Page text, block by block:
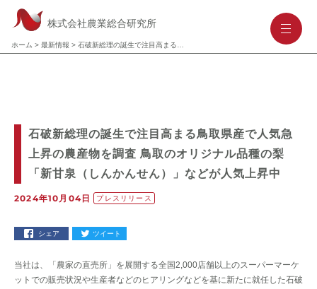
株式会社農業総合研究所
ホーム > 最新情報 >
--
石破新総理の誕生で注目高まる鳥取県産で人気急
上昇の農産物を調査 鳥取のオリジナル品種の梨
「新甘泉（しんかんせん）」などが人気上昇中
2024年10月04日 プレスリリース
シェア ツイート
当社は、「農家の直売所」を展開する全国2,000店舗以上のスーパーマーケ
ットでの販売状況や生産者などのヒアリングなどを基に新たに就任した石破